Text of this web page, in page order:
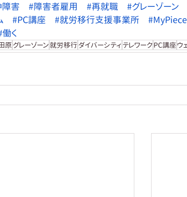
害 #障害者雇用 #再就職 #グレーゾーン
#PC講座 #就労移行支援事業所
く
原 グレーゾーン就労移行ダイバーシティ テレワークPC講座ウ